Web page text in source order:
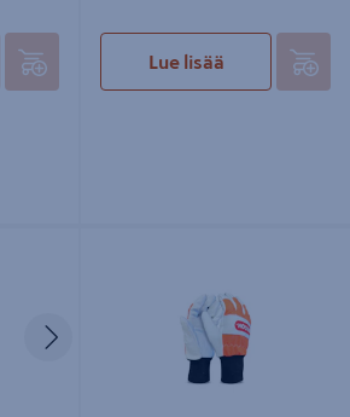
Lue lisää